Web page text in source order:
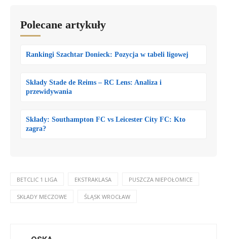
Polecane artykuły
Rankingi Szachtar Donieck: Pozycja w tabeli ligowej
Składy Stade de Reims – RC Lens: Analiza i
przewidywania
Składy: Southampton FC vs Leicester City FC: Kto
zagra?
BETCLIC 1 LIGA EKSTRAKLASA PUSZCZA NIEPOŁOMICE
SKŁADY MECZOWE ŚLĄSK WROCŁAW